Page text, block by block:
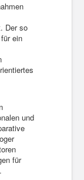
Der so
ein
und
für